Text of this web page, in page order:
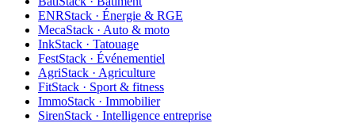
ENRStack · Énergie & RGE
MecaStack · Auto & moto
InkStack · Tatouage
FestStack · Événementiel
AgriStack · Agriculture
FitStack · Sport & fitness
ImmoStack · Immobilier
SirenStack · Intelligence entreprise